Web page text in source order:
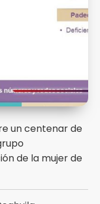
un centenar de
de la mujer de